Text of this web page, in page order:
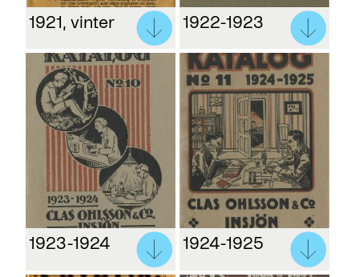
1921, vinter 1922-1923
1923-1924 1924-1925